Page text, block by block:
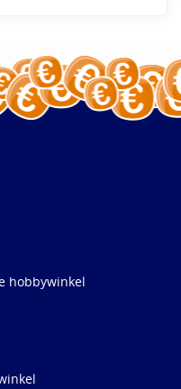
hobbywinkel